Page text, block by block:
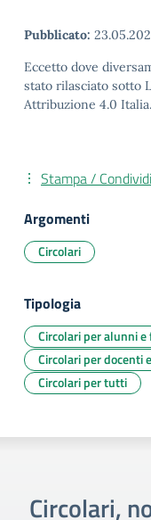
Pubblicato:
Eccetto dove
stato rilasciato sotto
Attribuzione 4.0 Italia.
Stampa / Condividi
Argomenti
Circolari
Tipologia
Circolari per alunni
Circolari per docenti
Circolari per tutti
Circolari,